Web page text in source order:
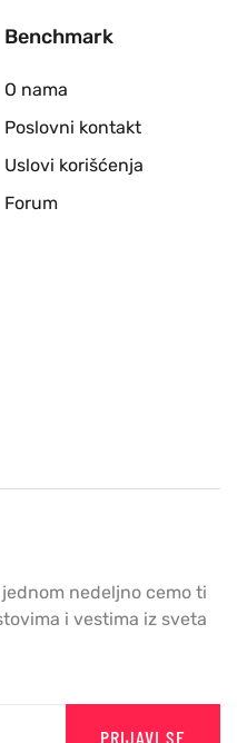
Benchmark
O nama
Poslovni kontakt
Uslovi korišćenja
Forum
nedeljno cemo ti
i vestima iz sveta
PRIJAVI SE